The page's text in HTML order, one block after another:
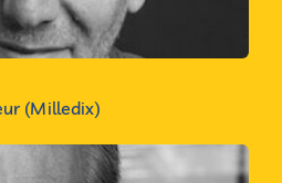
(Milledix)